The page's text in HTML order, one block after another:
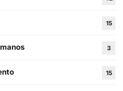
15
3
15